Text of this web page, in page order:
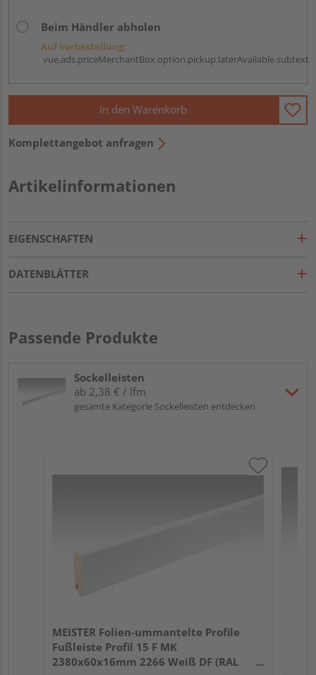
Beim Händler abholen
Auf Vorbestellung:
vue.ads.priceMerchantBox.option.pickup.laterAvailable.subtext
In den Warenkorb
Komplettangebot anfragen
Artikelinformationen
EIGENSCHAFTEN
DATENBLÄTTER
Passende Produkte
Sockelleisten
ab 2,38 € / lfm
gesamte Kategorie Sockelleisten entdecken
MEISTER Folien-ummantelte Profile
Fußleiste Profil 15 F MK
2380x60x16mm 2266 Weiß DF (RAL